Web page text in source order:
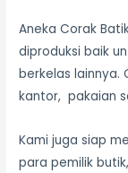
Aneka Corak
diproduksi baik
berkelas lainnya.
kantor, pakaian
Kami juga siap
para pemilik